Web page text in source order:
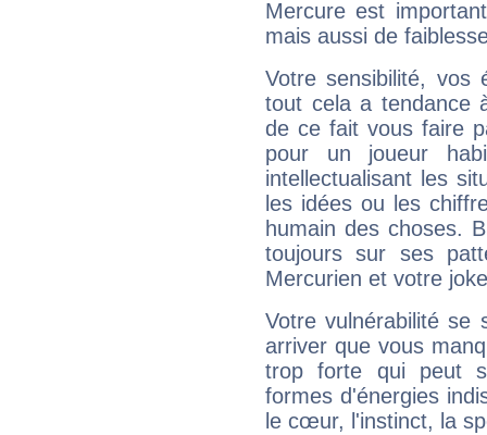
Mercure est
mais aussi de
Votre sensibilité,
tout cela a tendance
de ce fait vous faire
pour un joueur
intellectualisant les
les idées ou les
humain des choses.
toujours sur ses
Mercurien et votre
Votre vulnérabilité se
arriver que vous
trop forte qui peut
formes d'énergies
le cœur, l'instinct, la